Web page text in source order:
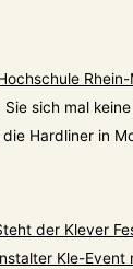
sich mal
Hardliner in
der Klever
Kle-Event